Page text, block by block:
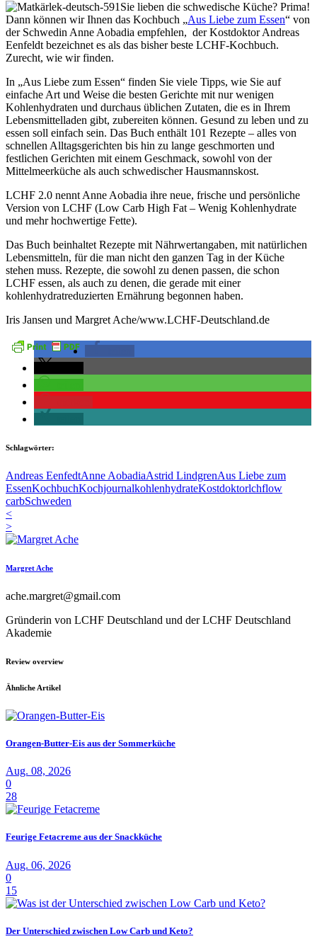
Sie lieben die schwedische Küche? Prima!
Dann können wir Ihnen das Kochbuch „Aus Liebe zum Essen“ von
der Schwedin Anne Aobadia empfehlen, der Kostdoktor Andreas
Eenfeldt bezeichnet es als das bisher beste LCHF-Kochbuch.
Zurecht, wie wir finden.
In „Aus Liebe zum Essen“ finden Sie viele Tipps, wie Sie auf
einfache Art und Weise die besten Gerichte mit nur wenigen
Kohlenhydraten und durchaus üblichen Zutaten, die es in Ihrem
Lebensmittelladen gibt, zubereiten können. Gesund zu leben und zu
essen soll einfach sein. Das Buch enthält 101 Rezepte – alles von
schnellen Alltagsgerichten bis hin zu lange geschmorten und
festlichen Gerichten mit einem Geschmack, sowohl von der
Mittelmeerküche als auch schwedischer Hausmannskost.
LCHF 2.0 nennt Anne Aobadia ihre neue, frische und persönliche
Version von LCHF (Low Carb High Fat – Wenig Kohlenhydrate
und mehr hochwertige Fette).
Das Buch beinhaltet Rezepte mit Nährwertangaben, mit natürlichen
Lebensmitteln, für die man nicht den ganzen Tag in der Küche
stehen muss. Rezepte, die sowohl zu denen passen, die schon
LCHF essen, als auch zu denen, die gerade mit einer
kohlenhydratreduzierten Ernährung begonnen haben.
Iris Jansen und Margret Ache/www.LCHF-Deutschland.de
Schlagwörter:
Andreas EenfedtAnne AobadiaAstrid LindgrenAus Liebe zum
EssenKochbuchKochjournalkohlenhydrateKostdoktorlchflow
carbSchweden
<
>
Margret Ache
ache.margret@gmail.com
Gründerin von LCHF Deutschland und der LCHF Deutschland
Akademie
Review overview
Ähnliche Artikel
Orangen-Butter-Eis aus der Sommerküche
Aug. 08, 2026
0
28
Feurige Fetacreme aus der Snackküche
Aug. 06, 2026
0
15
Der Unterschied zwischen Low Carb und Keto?